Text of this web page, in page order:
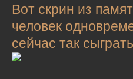
Вот скрин из
человек
сейчас так